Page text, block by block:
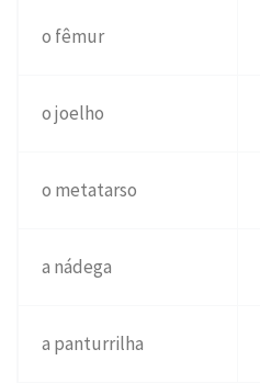
o fêmur
o joelho
o metatarso
a nádega
a panturrilha